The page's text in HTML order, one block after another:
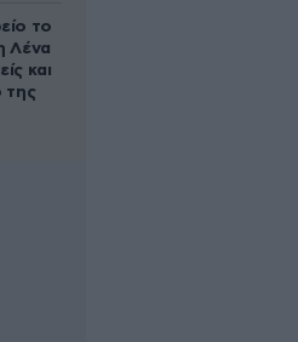
το
Λένα
και
της